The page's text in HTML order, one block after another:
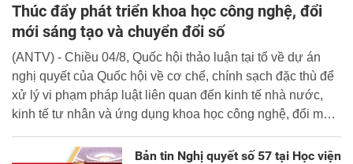
Thúc đẩy phát triển khoa học công nghệ, đổi
mới sáng tạo và chuyển đổi số
(ANTV) - Chiều 04/8, Quốc hội thảo luận tại tổ về dự án
nghị quyết của Quốc hội về cơ chế, chính sạch đặc thù để
xử lý vi phạm pháp luật liên quan đến kinh tế nhà nước,
kinh tế tư nhân và ứng dụng khoa học công nghệ, đổi mới
Bản tin Nghị quyết số 57 tại Học viện